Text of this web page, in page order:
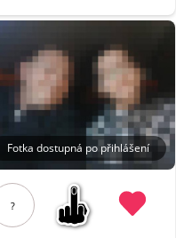
Fotka dostupná po přihlášení
?